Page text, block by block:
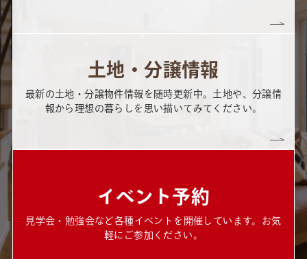
土地・分譲情報
最新の土地・分譲物件情報を随時更新中。土地や、分譲情
報から理想の暮らしを思い描いてみてください。
イベント予約
見学会・勉強会など各種イベントを開催しています。お気
軽にご参加ください。